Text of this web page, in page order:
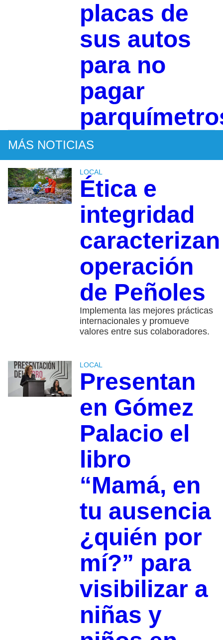
placas de
sus autos
para no
pagar
MÁS NOTICIAS
LOCAL
Ética e
integridad
caracterizan
operación
de Peñoles
Implementa las mejores prácticas
internacionales y promueve
valores entre sus colaboradores.
LOCAL
Presentan
en Gómez
Palacio el
libro
“Mamá, en
tu ausencia
¿quién por
mí?” para
visibilizar a
niñas y